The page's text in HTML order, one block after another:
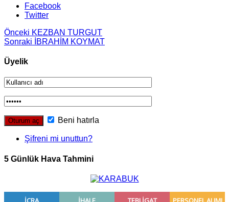
Facebook
Twitter
Önceki KEZBAN TURGUT
Sonraki İBRAHİM KOYMAT
Üyelik
Beni hatırla
Şifreni mi unuttun?
5 Günlük Hava Tahmini